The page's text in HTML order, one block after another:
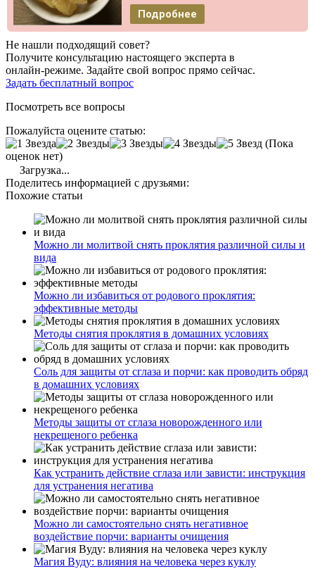
Подробнее
Не нашли подходящий совет?
Получите консультацию настоящего эксперта в
онлайн-режиме. Задайте свой вопрос прямо сейчас.
Задать бесплатный вопрос
Посмотреть все вопросы
Пожалуйста оцените статью:
(Пока
оценок нет)
Загрузка...
Поделитесь информацией с друзьями:
Похожие статьи
Можно ли молитвой снять проклятия различной силы и
вида
Можно ли избавиться от родового проклятия:
эффективные методы
Методы снятия проклятия в домашних условиях
Соль для защиты от сглаза и порчи: как проводить обряд
в домашних условиях
Методы защиты от сглаза новорожденного или
некрещеного ребенка
Как устранить действие сглаза или зависти: инструкция
для устранения негатива
Можно ли самостоятельно снять негативное
воздействие порчи: варианты очищения
Магия Вуду: влияния на человека через куклу